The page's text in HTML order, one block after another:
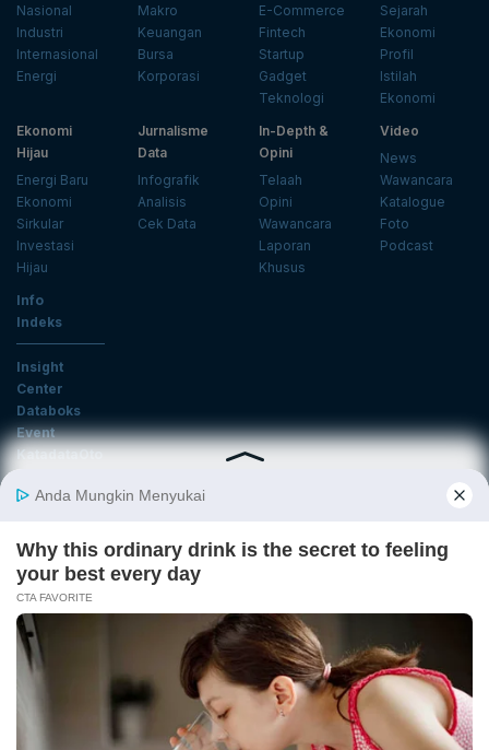
Nasional
Industri
Internasional
Energi
Makro
Keuangan
Bursa
Korporasi
E-Commerce
Fintech
Startup
Gadget
Teknologi
Sejarah
Ekonomi
Profil
Istilah
Ekonomi
Ekonomi
Hijau
Energi Baru
Ekonomi
Sirkular
Investasi
Hijau
Jurnalisme
Data
Infografik
Analisis
Cek Data
In-Depth &
Opini
Telaah
Opini
Wawancara
Laporan
Khusus
Video
News
Wawancara
Katalogue
Foto
Podcast
Info
Indeks
Insight
Center
Databoks
Event
KatadataOto
Email
Daftar
Tentang Katadata Advertising Karier
Pedoman Media Siber
Kebijakan Privasi
Disclaimer
Hubungi Kami